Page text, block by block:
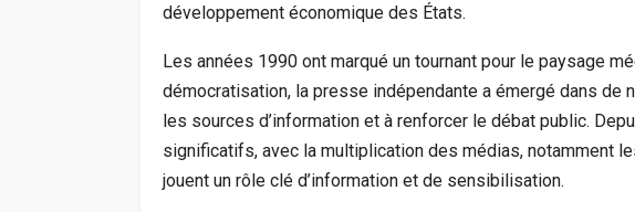
développement économique des États.
Les années 1990 ont marqué un tournant pour le paysage
démocratisation, la presse indépendante a émergé dans de
les sources d’information et à renforcer le débat public.
significatifs, avec la multiplication des médias, notamment
jouent un rôle clé d’information et de sensibilisation.